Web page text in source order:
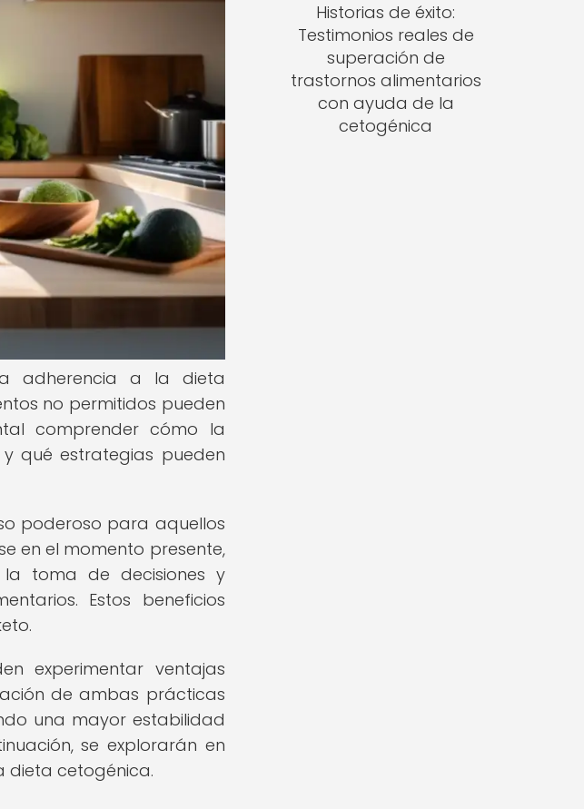
adherencia a la dieta
no permitidos pueden
comprender cómo la
qué estrategias pueden
poderoso para aquellos
en el momento presente,
toma de decisiones y
Estos beneficios
experimentar ventajas
de ambas prácticas
una mayor estabilidad
se explorarán en
dieta cetogénica.
Historias de éxito:
Testimonios reales de
superación de
trastornos alimentarios
con ayuda de la
cetogénica